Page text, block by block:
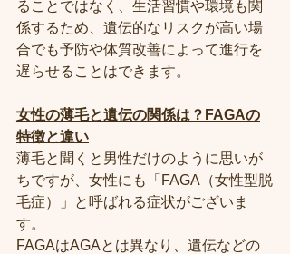
ることではなく、生活習慣や環境も関
係するため、遺伝的なリスクが高い場
合でも予防や体質改善によって進行を
遅らせることはできます。
女性の薄毛と遺伝の関係は？FAGAの
特徴と違い
薄毛と聞くと男性だけのように思いが
ちですが、女性にも「FAGA（女性型脱
毛症）」と呼ばれる症状がございま
す。
FAGAはAGAとは異なり、遺伝などの